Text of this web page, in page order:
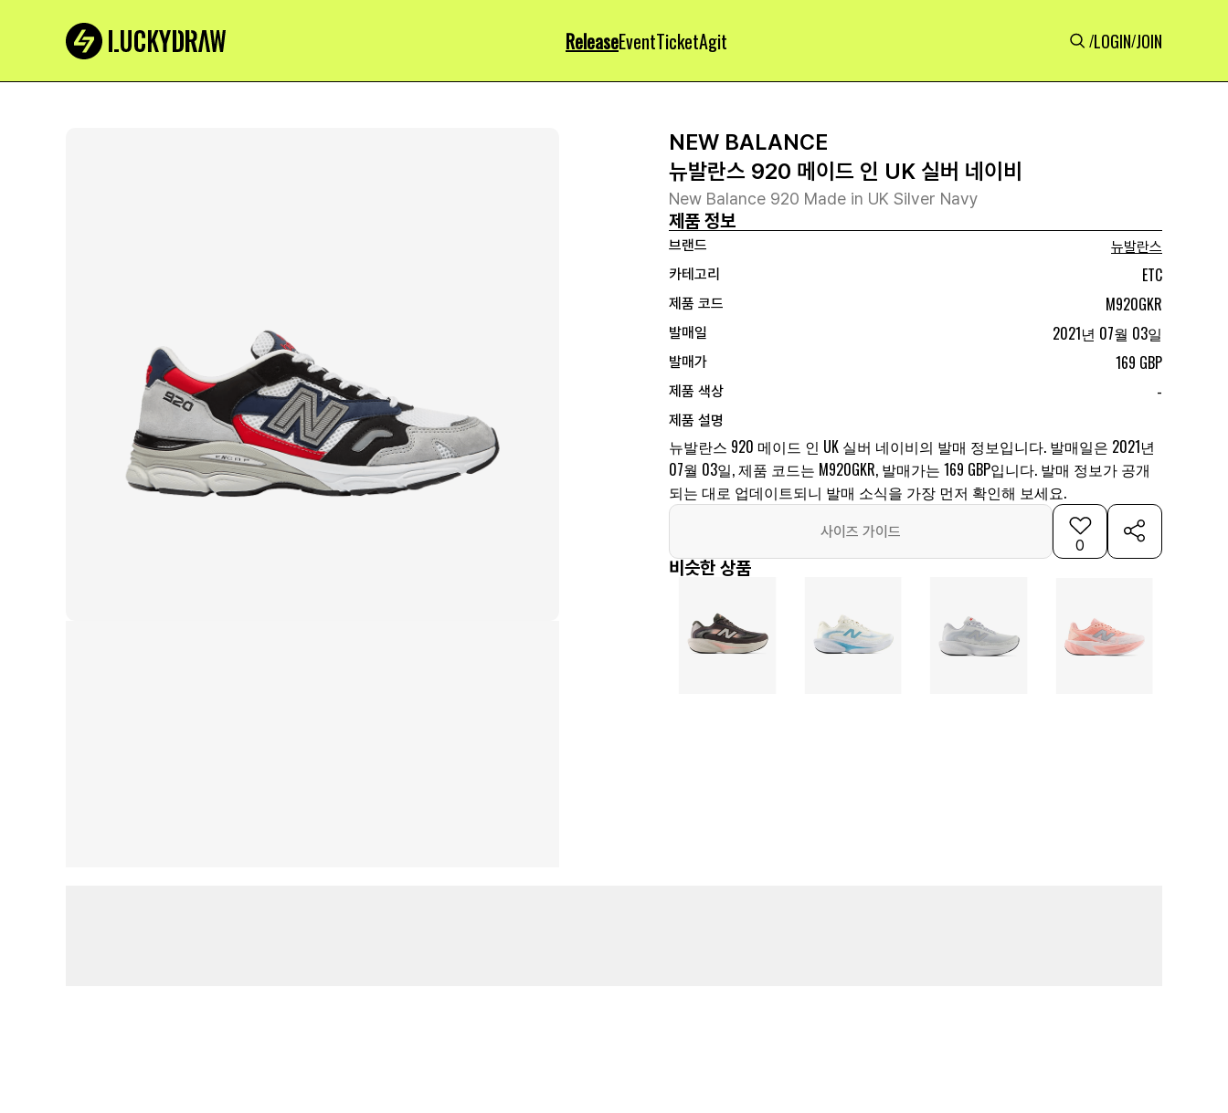
ReleaseEventTicketAgit /LOGIN/JOIN
NEW BALANCE
뉴발란스 920 메이드 인 UK 실버 네이비
New Balance 920 Made in UK Silver Navy
제품 정보
브랜드
뉴발란스
카테고리
ETC
제품 코드 M920GKR
발매일 2021년 07월 03일
발매가 169 GBP
제품 색상 -
제품 설명
뉴발란스 920 메이드 인 UK 실버 네이비의 발매 정보입니다. 발매일은 2021년
07월 03일, 제품 코드는 M920GKR, 발매가는 169 GBP입니다. 발매 정보가 공개
되는 대로 업데이트되니 발매 소식을 가장 먼저 확인해 보세요.
사이즈 가이드
0
비슷한 상품